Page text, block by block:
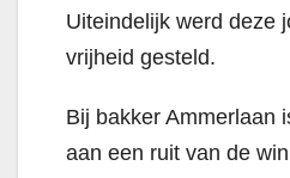
Uiteindelijk werd deze
vrijheid gesteld.
Bij bakker Ammerlaan
aan een ruit van de